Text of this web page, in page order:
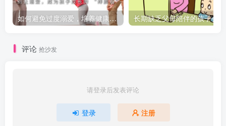
如何避免过度溺爱，培养健康的孩子
评论 抢沙发
请登录后发表评论
登录 注册